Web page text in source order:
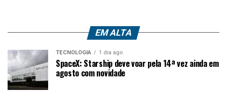
EM ALTA
TECNOLOGIA 1 dia ago
SpaceX: Starship deve voar pela 14ª vez ainda em
agosto com novidade